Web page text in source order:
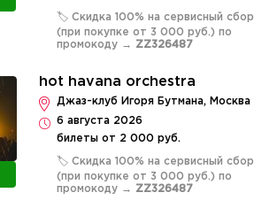
🏷️ Скидка 100% на сервисный сбор
(при покупке от 3 000 руб.) по
промокоду → ZZ326487
hot havana orchestra
Джаз-клуб Игоря Бутмана, Москва
6 августа 2026
билеты от 2 000 руб.
🏷️ Скидка 100% на сервисный сбор
(при покупке от 3 000 руб.) по
промокоду → ZZ326487